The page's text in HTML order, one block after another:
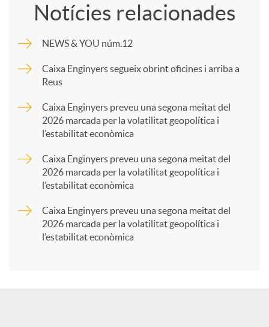
m
p
a
Notícies relacionades
NEWS & YOU núm.12
Caixa Enginyers segueix obrint oficines i arriba a
Reus
Caixa Enginyers preveu una segona meitat del
2026 marcada per la volatilitat geopolítica i
l’estabilitat econòmica
Caixa Enginyers preveu una segona meitat del
2026 marcada per la volatilitat geopolítica i
l’estabilitat econòmica
Caixa Enginyers preveu una segona meitat del
2026 marcada per la volatilitat geopolítica i
l’estabilitat econòmica